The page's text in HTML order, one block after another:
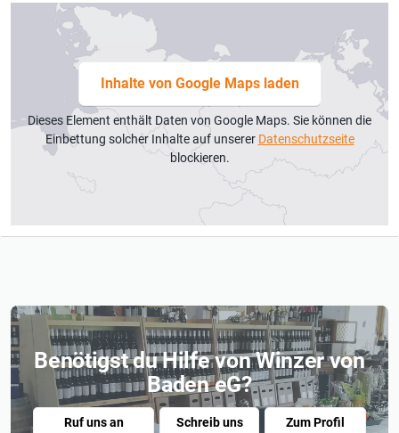
Inhalte von Google Maps laden
Dieses Element enthält Daten von Google Maps. Sie können die
Einbettung solcher Inhalte auf unserer Datenschutzseite
blockieren.
Benötigst du Hilfe von Winzer von
Baden eG?
Ruf uns an
Schreib uns
Zum Profil